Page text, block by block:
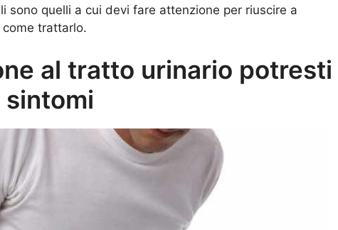
sono quelli a cui devi fare attenzione per riuscire a
trattarlo.
al tratto urinario potresti